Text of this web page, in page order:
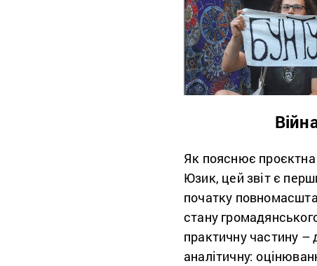
Як пояснює
Юзик, цей звіт є
початку
стану
практичну частину –
аналітичну: